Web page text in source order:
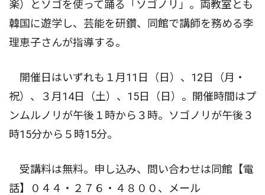
楽）とソゴを使って踊る「ソゴノリ」。両教室とも
韓国に遊学し、芸能を研鑽、同館で講師を務める李
理恵子さんが指導する。
開催日はいずれも１月11日（日）、12日（月・
祝）、３月14日（土）、15日（日）。開催時間はプ
ンムルノリが午後１時から３時。ソゴノリが午後３
時15分から５時15分。
受講料は無料。申し込み、問い合わせは同館【電
話】０４４・２７６・４８００、メール